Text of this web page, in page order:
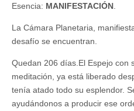
Esencia: MANIFESTACIÓN
La Cámara Planetaria,
desafío se encuentran.
Quedan 206 días.El Espejo con
meditación, ya está liberado
tenía atado todo su esplendor.
ayudándonos a producir ese